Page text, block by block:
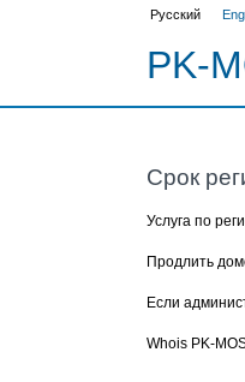
Русский
PK-
Срок
Услуга по
Продлить
Если
Whois PK-